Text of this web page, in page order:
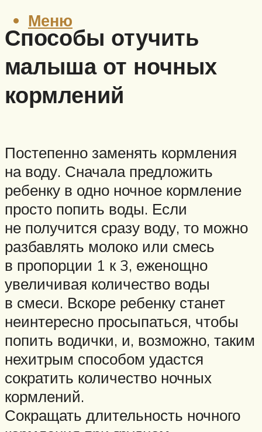
Меню
Способы отучить
малыша от ночных
кормлений
Постепенно заменять кормления
на воду. Сначала предложить
ребенку в одно ночное кормление
просто попить воды. Если
не получится сразу воду, то можно
разбавлять молоко или смесь
в пропорции 1 к 3, еженощно
увеличивая количество воды
в смеси. Вскоре ребенку станет
неинтересно просыпаться, чтобы
попить водички, и, возможно, таким
нехитрым способом удастся
сократить количество ночных
кормлений.
Сокращать длительность ночного